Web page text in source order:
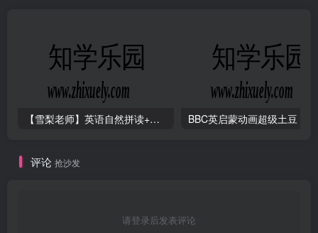
【雪梨老师】英语自然拼读+音标+发音规则（精品课三合一）
评论 抢沙发
请登录后发表评论